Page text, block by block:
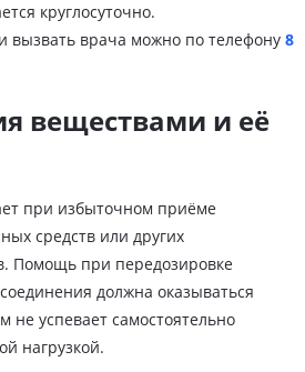
круглосуточно.
вызвать врача можно по телефону 8
веществами и её
при избыточном приёме
средств или других
Помощь при передозировке
должна оказываться
не успевает самостоятельно
нагрузкой.